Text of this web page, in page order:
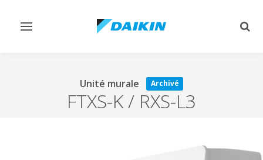
Afficher/masquer
Unité murale Archivé
FTXS-K / RXS-L3